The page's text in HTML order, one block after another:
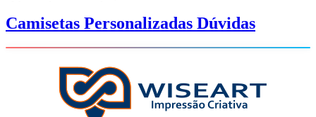
Camisetas Personalizadas Dúvidas